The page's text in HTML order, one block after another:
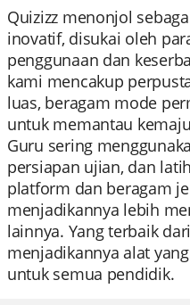
Quizizz menonjol
inovatif, disukai oleh
penggunaan dan
kami mencakup
luas, beragam mode
untuk memantau
Guru sering
persiapan ujian, dan
platform dan beragam
menjadikannya lebih
lainnya. Yang terbaik
menjadikannya alat
untuk semua pendidik.